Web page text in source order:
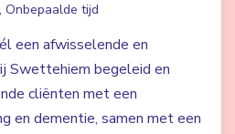
Onbepaalde tijd
een afwisselende en
Swettehiem begeleid en
cliënten met een
en dementie, samen met een